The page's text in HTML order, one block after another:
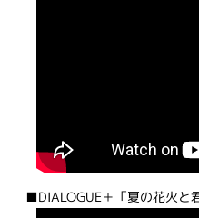
■DIALOGUE＋「夏の花火